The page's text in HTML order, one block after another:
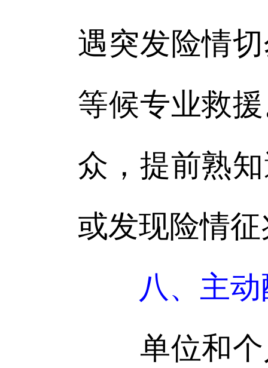
遇突发险情
等候专业救
众，提前熟
或发现险情
八、主
单位和个